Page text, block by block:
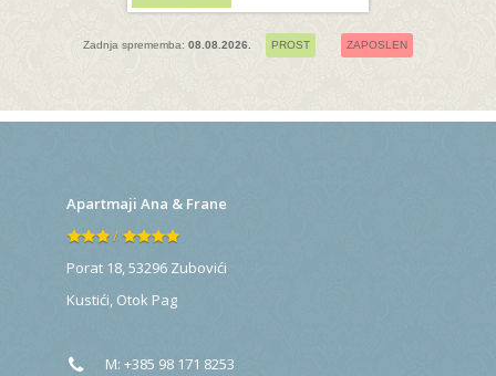
Zadnja sprememba: 08.08.2026. PROST ZAPOSLEN
Apartmaji Ana & Frane
/
Porat 18, 53296 Zubovići
Kustići, Otok Pag
M:+385 98 171 8253